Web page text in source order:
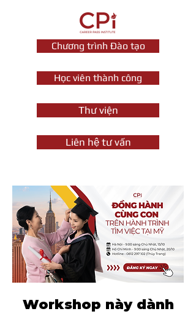
Chương trình Đào tạo
Học viên thành công
Thư viện
Liên hệ tư vấn
Workshop này dành